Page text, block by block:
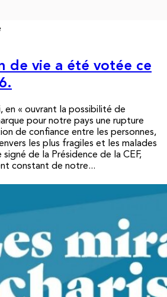
de vie a été votée ce
en « ouvrant la possibilité de
pour notre pays une rupture
de confiance entre les personnes,
les plus fragiles et les malades
de la Présidence de la CEF,
constant de notre...